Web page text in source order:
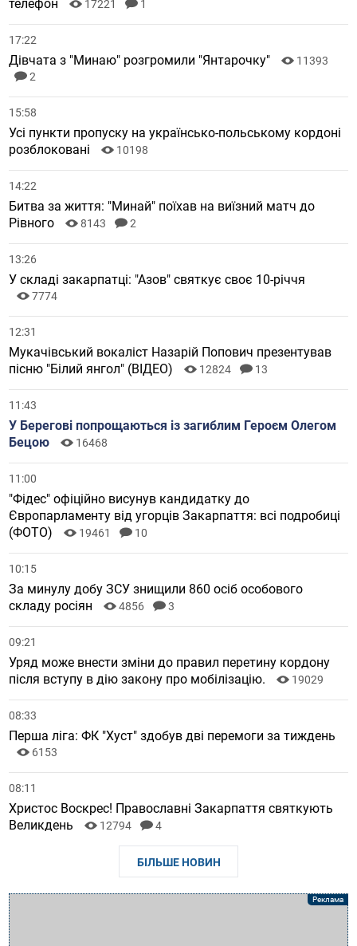
телефон 17221 1
17:22
Дівчата з "Минаю" розгромили "Янтарочку"
11393
2
15:58
Усі пункти пропуску на українсько-польському кордоні
розблоковані
10198
14:22
Битва за життя: "Минай" поїхав на виїзний матч до
Рівного
8143 2
13:26
У складі закарпатці: "Азов" святкує своє 10-річчя
7774
12:31
Мукачівський вокаліст Назарій Попович презентував
пісню "Білий янгол" (ВІДЕО)
12824 13
11:43
У Берегові попрощаються із загиблим Героєм Олегом
Бецою
16468
11:00
"Фідес" офіційно висунув кандидатку до
Європарламенту від угорців Закарпаття: всі подробиці
(ФОТО)
19461 10
10:15
За минулу добу ЗСУ знищили 860 осіб особового
складу росіян
4856 3
09:21
Уряд може внести зміни до правил перетину кордону
після вступу в дію закону про мобілізацію.
19029
08:33
Перша ліга: ФК "Хуст" здобув дві перемоги за тиждень
6153
08:11
Христос Воскрес! Православні Закарпаття святкують
Великдень
12794 4
БІЛЬШЕ НОВИН